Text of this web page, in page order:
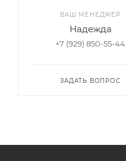
ВАШ МЕНЕДЖЕР
Надежда
+7 (929) 850-55-44
ЗАДАТЬ ВОПРОС